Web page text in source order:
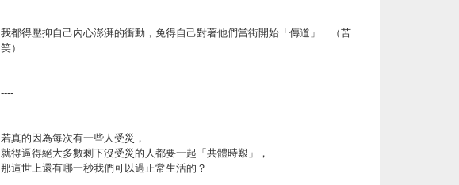
我都得壓抑自己內心澎湃的衝動，免得自己對著他們當街開始「傳道」…（苦
笑）
----
若真的因為每次有一些人受災，
就得逼得絕大多數剩下沒受災的人都要一起「共體時艱」，
那這世上還有哪一秒我們可以過正常生活的？